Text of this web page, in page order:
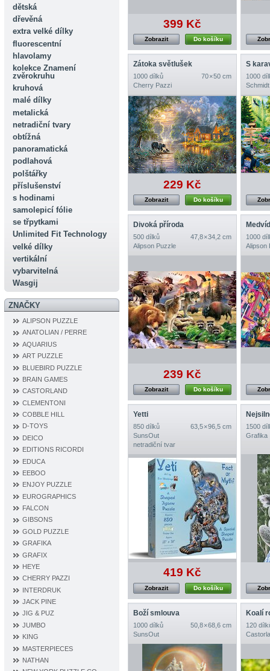
dětská
dřevěná
extra velké dílky
fluorescentní
hlavolamy
kolekce Znamení
zvěrokruhu
kruhová
malé dílky
metalická
netradiční tvary
obtížná
panoramatická
podlahová
polštářky
příslušenství
s hodinami
samolepicí fólie
se třpytkami
Unlimited Fit Technology
velké dílky
vertikální
vybarvitelná
Wasgij
ZNAČKY
ALIPSON PUZZLE
ANATOLIAN / PERRE
AQUARIUS
ART PUZZLE
BLUEBIRD PUZZLE
BRAIN GAMES
CASTORLAND
CLEMENTONI
COBBLE HILL
D‐TOYS
DEICO
EDITIONS RICORDI
EDUCA
EEBOO
ENJOY PUZZLE
EUROGRAPHICS
FALCON
GIBSONS
GOLD PUZZLE
GRAFIKA
GRAFIX
HEYE
CHERRY PAZZI
INTERDRUK
JACK PINE
JIG & PUZ
JUMBO
KING
MASTERPIECES
NATHAN
399 Kč
Do košíku
Zobrazit
Zátoka světlušek
1000 dílků
70 × 50 cm
Cherry Pazzi
229 Kč
Do košíku
Zobrazit
S
1000
Schmidt
Divoká příroda
500 dílků
47,8 × 34,2 cm
Alipson Puzzle
239 Kč
Do košíku
Zobrazit
1000
Alipson
Yetti
850 dílků
63,5 × 96,5 cm
SunsOut
netradiční tvar
419 Kč
Do košíku
Zobrazit
1500
Grafika
Boží smlouva
1000 dílků
50,8 × 68,6 cm
SunsOut
Koalí
120